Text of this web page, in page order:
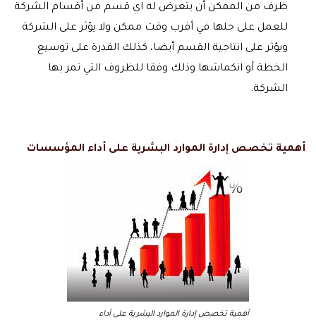
ظرف من الممكن أن يتعرض له اي قسم من أقسام الشركة
للعمل على حلها في أقرب وقت ممكن ولا يؤثر على الشركة
ويؤثر على انتاجية القسم أيضا، كذلك القدرة على توسيع
الخطة أو انكماشها وذلك وفقا للظروف التي تمر بها
الشركة.
أهمية تخصص إدارة الموارد البشرية على أداء المؤسسات
أهمية تخصص إدارة الموارد البشرية على أداء